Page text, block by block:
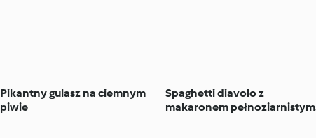
Pikantny gulasz na ciemnym
piwie
Spaghetti diavolo z
makaronem pełnoziarnistym